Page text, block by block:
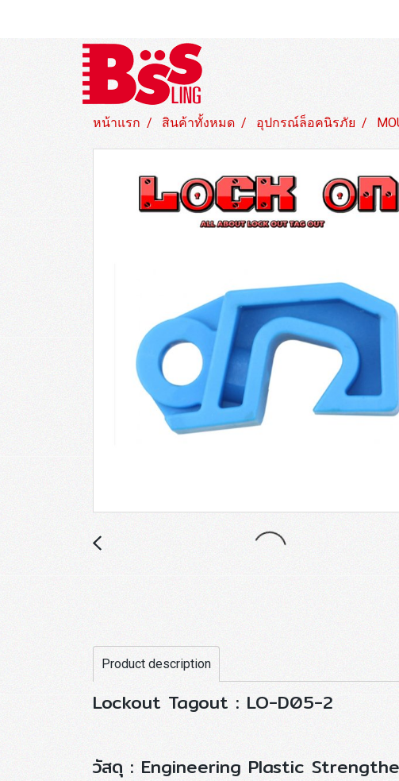
หน้าแรก สินค้าทั้งหมด อุปกรณ์ล็อคนิรภัย
Product description
Lockout Tagout : LO-D05-2
วัสดุ : Engineering Plastic